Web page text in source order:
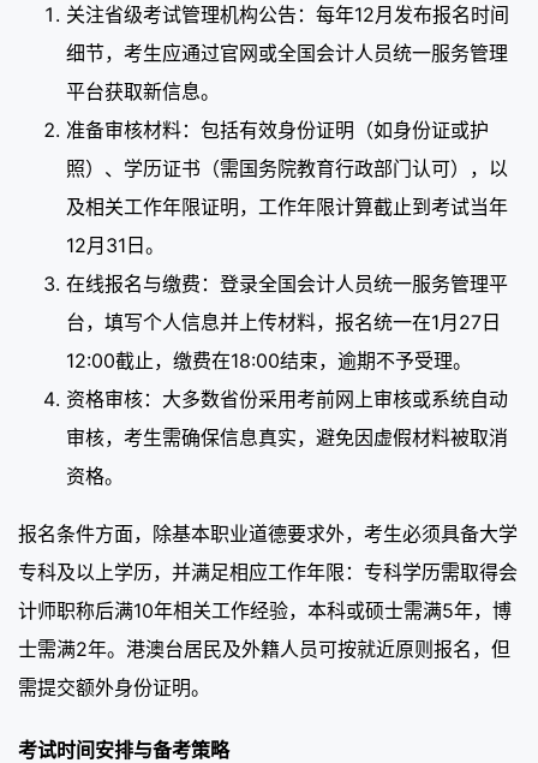
关注省级考试管理机构公告：每年12月发布报名时间
细节，考生应通过官网或全国会计人员统一服务管理
平台获取新信息。
准备审核材料：包括有效身份证明（如身份证或护
照）、学历证书（需国务院教育行政部门认可），以
及相关工作年限证明，工作年限计算截止到考试当年
12月31日。
在线报名与缴费：登录全国会计人员统一服务管理平
台，填写个人信息并上传材料，报名统一在1月27日
12:00截止，缴费在18:00结束，逾期不予受理。
资格审核：大多数省份采用考前网上审核或系统自动
审核，考生需确保信息真实，避免因虚假材料被取消
资格。
报名条件方面，除基本职业道德要求外，考生必须具备大学
专科及以上学历，并满足相应工作年限：专科学历需取得会
计师职称后满10年相关工作经验，本科或硕士需满5年，博
士需满2年。港澳台居民及外籍人员可按就近原则报名，但
需提交额外身份证明。
考试时间安排与备考策略